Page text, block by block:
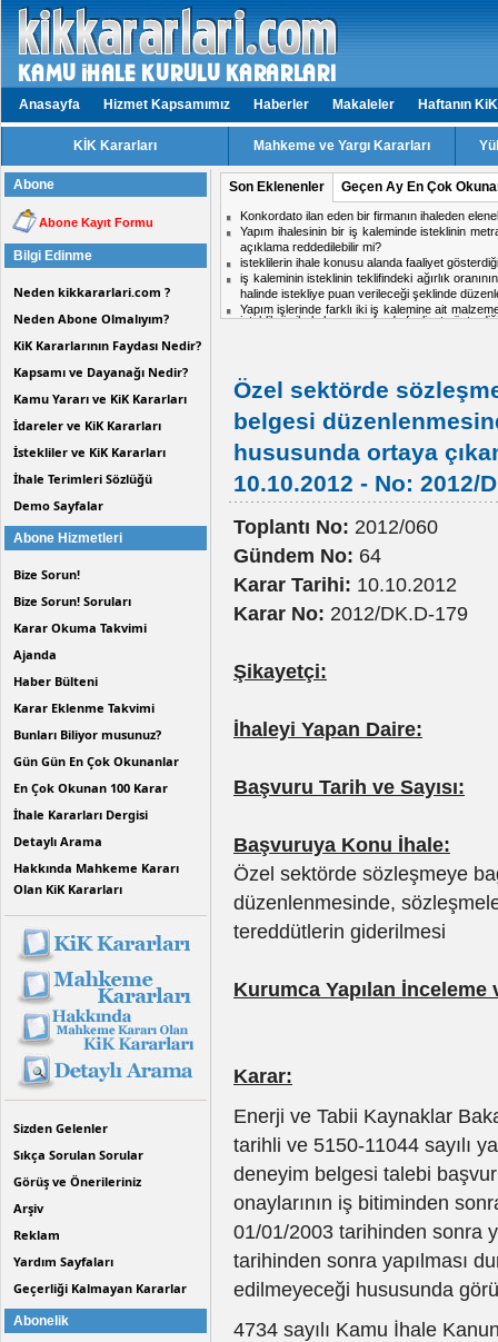
Anasayfa Hizmet Kapsamımız Haberler Makaleler Haftanın
KİK Kararları Mahkeme ve Yargı Kararları
Abone
Abone Kayıt Formu
Bilgi Edinme
Neden kikkararlari.com ?
Neden Abone Olmalıyım?
KiK Kararlarının Faydası Nedir?
Kapsamı ve Dayanağı Nedir?
Kamu Yararı ve KiK Kararları
İdareler ve KiK Kararları
İstekliler ve KiK Kararları
İhale Terimleri Sözlüğü
Demo Sayfalar
Abone Hizmetleri
Bize Sorun!
Bize Sorun! Soruları
Karar Okuma Takvimi
Ajanda
Haber Bülteni
Karar Eklenme Takvimi
Bunları Biliyor musunuz?
Gün Gün En Çok Okunanlar
En Çok Okunan 100 Karar
İhale Kararları Dergisi
Detaylı Arama
Hakkında Mahkeme Kararı
Olan KiK Kararları
Sizden Gelenler
Sıkça Sorulan Sorular
Görüş ve Önerileriniz
Arşiv
Reklam
Yardım Sayfaları
Geçerliği Kalmayan Kararlar
Abonelik
Son Eklenenler Geçen Ay En Çok
isteklilerin ihale konusu alanda faaliyet
Aynı ihalede iki firmadan birinin doküman
midir?
Hizmet işlerinde işin tamamlandığı tarih ile
ihale komisyon kararı için karşı oy kullanan
Personel taşıma ihalesinde, kesin teminat
Kısmi zamanlı çalışma yapacak personel için
Özel sektörde
belgesi
hususunda ortaya
10.10.2012 - No: 2012/
Toplantı No: 2012/060
Gündem No: 64
Karar Tarihi: 10.10.2012
Karar No: 2012/DK.D-179
Şikayetçi:
İhaleyi Yapan Daire:
Başvuru Tarih ve Sayısı:
Başvuruya Konu İhale:
Özel sektörde sözleşmeye
düzenlenmesinde,
tereddütlerin giderilmesi
Kurumca Yapılan
Karar:
Enerji ve Tabii Kaynaklar
tarihli ve 5150-11044 sayılı
deneyim belgesi talebi
onaylarının iş bitiminden
01/01/2003 tarihinden sonra
tarihinden sonra yapılması
edilmeyeceği hususunda
4734 sayılı Kamu İhale